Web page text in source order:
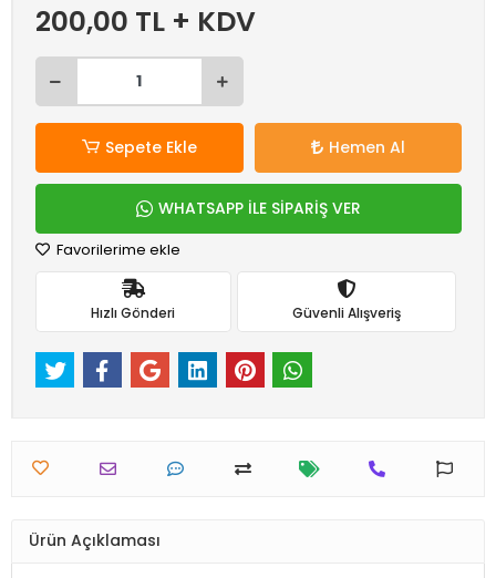
200,00 TL + KDV
Sepete Ekle Hemen Al
WHATSAPP İLE SİPARİŞ VER
Favorilerime ekle
Hızlı Gönderi Güvenli Alışveriş
Ürün Açıklaması